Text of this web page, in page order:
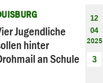
Jugendliche
hinter
an Schule
12
04
2025
3